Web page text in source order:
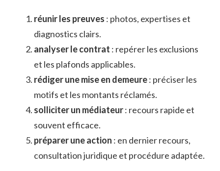
réunir les preuves : photos, expertises et
diagnostics clairs.
analyser le contrat : repérer les exclusions
et les plafonds applicables.
rédiger une mise en demeure: préciser les
motifs et les montants réclamés.
solliciter un médiateur: recours rapide et
souvent efficace.
préparer une action : en dernier recours,
consultation juridique et procédure adaptée.